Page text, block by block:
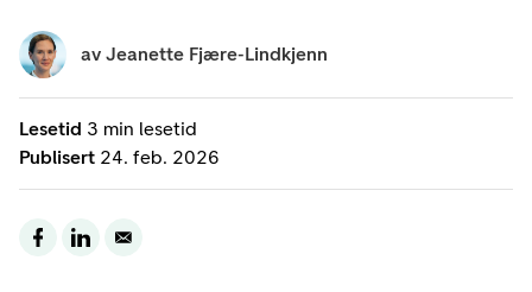
Lesetid 3 min lesetid
Publisert 24. feb. 2026
av Jeanette Fjære-Lindkjenn